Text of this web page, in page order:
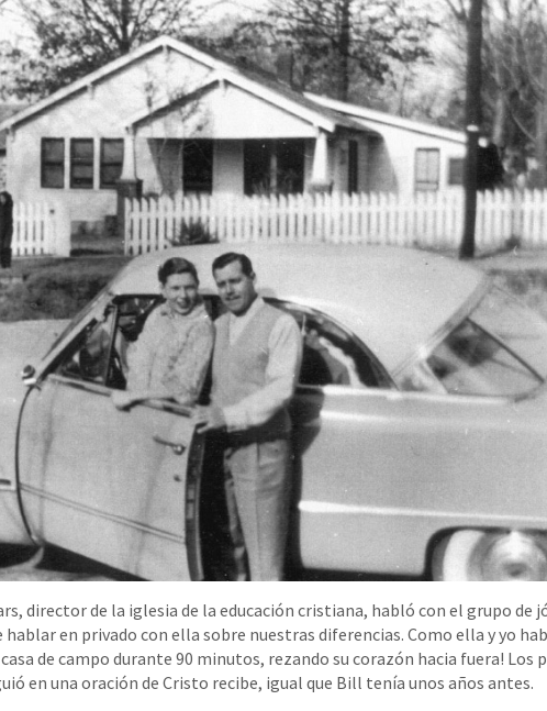
director de la iglesia de la educación cristiana, habló con el grupo de
hablar en privado con ella sobre nuestras diferencias. Como ella y yo
de campo durante 90 minutos, rezando su corazón hacia fuera! Los
en una oración de Cristo recibe, igual que Bill tenía unos años antes.